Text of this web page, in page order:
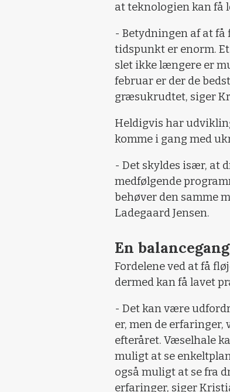
at teknologien kan få
- Betydningen af at
tidspunkt er enorm.
slet ikke længere er
februar er der de
græsukrudtet, siger
Heldigvis har
komme i gang med
- Det skyldes især, at
medfølgende
behøver den samme
Ladegaard Jensen.
En balancegang
Fordelene ved at få
dermed kan få lavet
- Det kan være
er, men de erfaringer,
efteråret. Væselhale
muligt at se
også muligt at se fra
erfaringer, siger